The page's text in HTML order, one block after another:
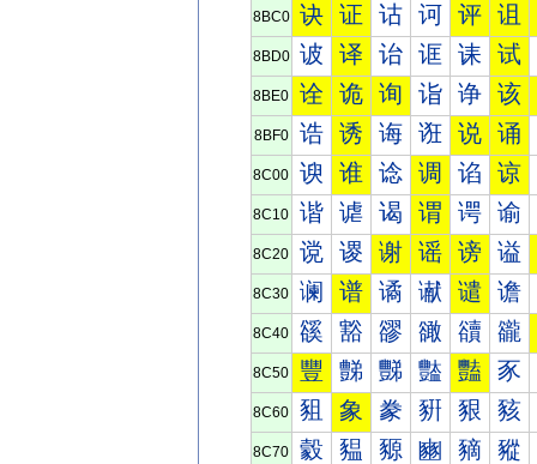
8BC0 诀 证 诂 诃 评 诅
8BD0 诐 译 诒 诓 诔 试
8BE0 诠 诡 询 诣 诤 该
8BF0 诰 诱 诲 诳 说 诵
8C00 谀 谁 谂 调 谄 谅
8C10 谐 谑 谒 谓 谔 谕
8C20 谠 谡 谢 谣 谤 谥
8C30 谰 谱 谲 谳 谴 谵
8C40 豀 豁 豂 豃 豄 豅
8C50 豐 豑 豒 豓 豔 豕
8C60 豠 象 豢 豣 豤 豥
8C70 豰 豱 豲 豳 豴 豵